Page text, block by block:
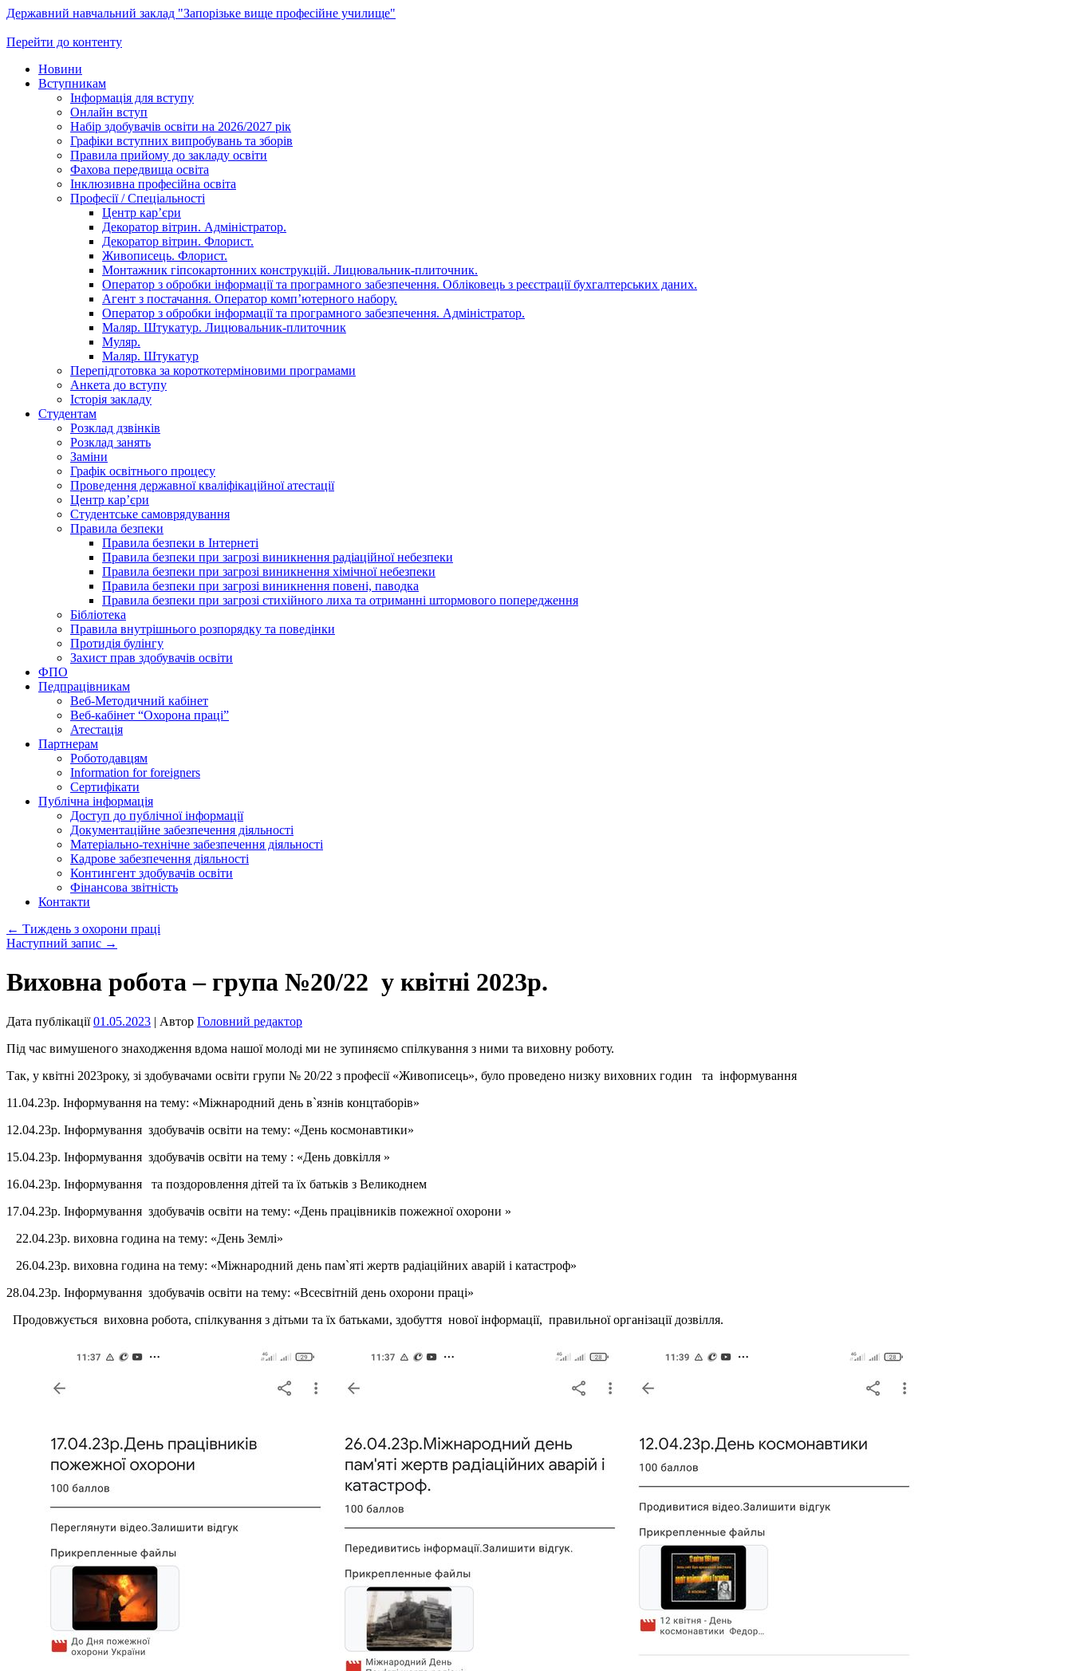
Державний навчальний заклад "Запорізьке вище професійне училище"
Перейти до контенту
Новини
Вступникам
Інформація для вступу
Онлайн вступ
Набір здобувачів освіти на 2026/2027 рік
Графіки вступних випробувань та зборів
Правила прийому до закладу освіти
Фахова передвища освіта
Інклюзивна професійна освіта
Професії / Спеціальності
Центр кар’єри
Декоратор вітрин. Адміністратор.
Декоратор вітрин. Флорист.
Живописець. Флорист.
Монтажник гіпсокартонних конструкцій. Лицювальник-плиточник.
Оператор з обробки інформації та програмного забезпечення. Обліковець з реєстрації бухгалтерських даних.
Агент з постачання. Оператор комп’ютерного набору.
Оператор з обробки інформації та програмного забезпечення. Адміністратор.
Маляр. Штукатур. Лицювальник-плиточник
Муляр.
Маляр. Штукатур
Перепідготовка за короткотерміновими програмами
Анкета до вступу
Історія закладу
Студентам
Розклад дзвінків
Розклад занять
Заміни
Графік освітнього процесу
Проведення державної кваліфікаційної атестації
Центр кар’єри
Студентське самоврядування
Правила безпеки
Правила безпеки в Інтернеті
Правила безпеки при загрозі виникнення радіаційної небезпеки
Правила безпеки при загрозі виникнення хімічної небезпеки
Правила безпеки при загрозі виникнення повені, паводка
Правила безпеки при загрозі стихійного лиха та отриманні штормового попередження
Бібліотека
Правила внутрішнього розпорядку та поведінки
Протидія булінгу
Захист прав здобувачів освіти
ФПО
Педпрацівникам
Веб-Методичний кабінет
Веб-кабінет “Охорона праці”
Атестація
Партнерам
Роботодавцям
Information for foreigners
Сертифікати
Публічна інформація
Доступ до публічної інформації
Документаційне забезпечення діяльності
Матеріально-технічне забезпечення діяльності
Кадрове забезпечення діяльності
Контингент здобувачів освіти
Фінансова звітність
Контакти
← Тиждень з охорони праці
Наступний запис →
Виховна робота – група №20/22 у квітні 2023р.
Дата публікації 01.05.2023 | Автор Головний редактор
Під час вимушеного знаходження вдома нашої молоді ми не зупиняємо спілкування з ними та виховну роботу.
Так, у квітні 2023року, зі здобувачами освіти групи № 20/22 з професії «Живописець», було проведено низку виховних годин та інформування
11.04.23р. Інформування на тему: «Міжнародний день в`язнів концтаборів»
12.04.23р. Інформування здобувачів освіти на тему: «День космонавтики»
15.04.23р. Інформування здобувачів освіти на тему : «День довкілля »
16.04.23р. Інформування та поздоровлення дітей та їх батьків з Великоднем
17.04.23р. Інформування здобувачів освіти на тему: «День працівників пожежної охорони »
22.04.23р. виховна година на тему: «День Землі»
26.04.23р. виховна година на тему: «Міжнародний день пам`яті жертв радіаційних аварій і катастроф»
28.04.23р. Інформування здобувачів освіти на тему: «Всесвітній день охорони праці»
Продовжується виховна робота, спілкування з дітьми та їх батьками, здобуття нової інформації, правильної організації дозвілля.